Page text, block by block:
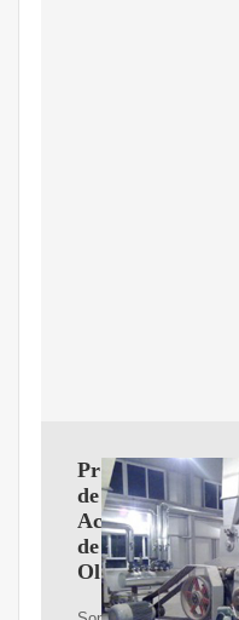
Proveedores
de
Aceite
de
Oliva